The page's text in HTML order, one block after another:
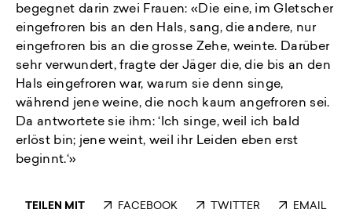
begegnet darin zwei Frauen: «Die eine, im Gletscher
eingefroren bis an den Hals, sang, die andere, nur
eingefroren bis an die grosse Zehe, weinte. Darüber
sehr verwundert, fragte der Jäger die, die bis an den
Hals eingefroren war, warum sie denn singe,
während jene weine, die noch kaum angefroren sei.
Da antwortete sie ihm: ‘Ich singe, weil ich bald
erlöst bin; jene weint, weil ihr Leiden eben erst
beginnt.‘»
TEILEN MIT FACEBOOK TWITTER EMAIL